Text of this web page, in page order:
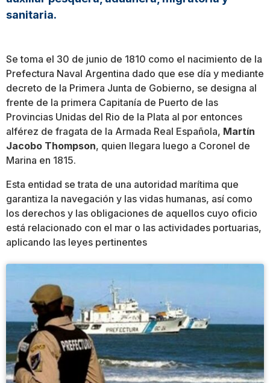
sanitaria.
Se toma el 30 de junio de 1810 como el nacimiento de la
Prefectura Naval Argentina dado que ese día y mediante
decreto de la Primera Junta de Gobierno, se designa al
frente de la primera Capitanía de Puerto de las
Provincias Unidas del Rio de la Plata al por entonces
alférez de fragata de la Armada Real Española, Martín
Jacobo Thompson, quien llegara luego a Coronel de
Marina en 1815.
Esta entidad se trata de una autoridad marítima que
garantiza la navegación y las vidas humanas, así como
los derechos y las obligaciones de aquellos cuyo oficio
está relacionado con el mar o las actividades portuarias,
aplicando las leyes pertinentes